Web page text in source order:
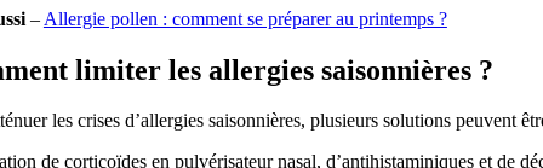
– Allergie pollen : comment se préparer au printemps ?
limiter les allergies saisonnières ?
les crises d’allergies saisonnières, plusieurs solutions peuvent
de corticoïdes en pulvérisateur nasal, d’antihistaminiques et de